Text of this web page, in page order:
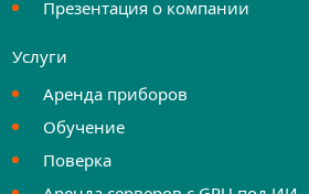
Презентация о компании
Услуги
Аренда приборов
Обучение
Поверка